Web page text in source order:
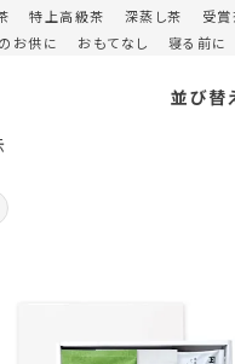
特上高級茶 深蒸し茶 受賞
お供に おもてなし 寝る前に
並び替